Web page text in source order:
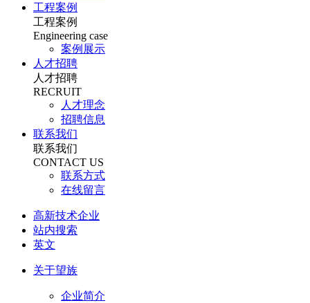
工程案例
工程案例
Engineering case
案例展示
人才招聘
人才招聘
RECRUIT
人才理念
招聘信息
联系我们
联系我们
CONTACT US
联系方式
在线留言
高新技术企业
站内搜索
英文
关于望族
企业简介